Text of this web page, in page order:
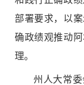
部署要求，以
确政绩观推动
理。
州人大常